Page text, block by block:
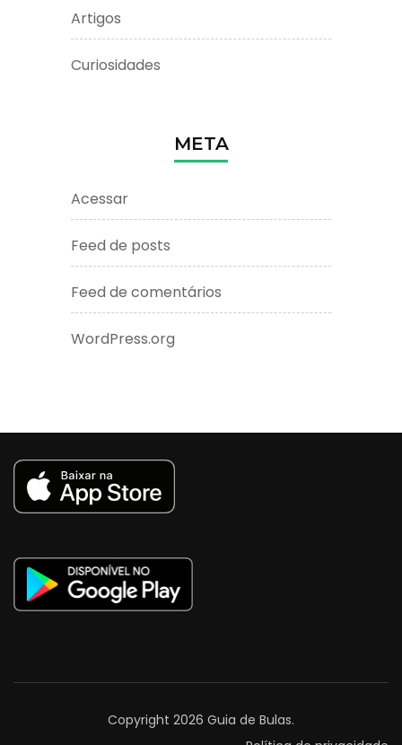
Artigos
Curiosidades
META
Acessar
Feed de posts
Feed de comentários
WordPress.org
Copyright 2026 Guia de Bulas.